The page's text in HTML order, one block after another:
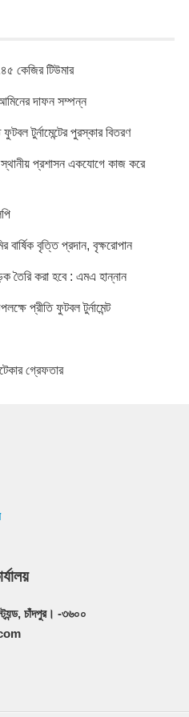
কেজির টিউমার
দাফন সম্পন্ন
টুর্নামেন্টের পুরস্কার বিতরণ
প্রশাসন একযোগে কাজ করে
বৃত্তি প্রদান, বৃক্ষরোপান
তৈরি করা হবে : এমএ হান্নান
প্রীতি ফুটবল টুর্নামেন্ট
গ্রেফতার
চাঁদপুর। -৩৬০০